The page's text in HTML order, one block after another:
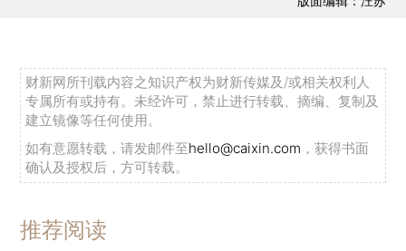
财新网所刊载内容之知识产权为财新传媒及/或相关权利人
专属所有或持有。未经许可，禁止进行转载、摘编、复制及
建立镜像等任何使用。
如有意愿转载，请发邮件至hello@caixin.com ，获得书面
确认及授权后，方可转载。
推荐阅读